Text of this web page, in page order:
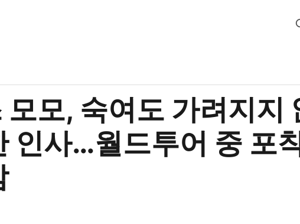
모모, 숙여도 가려지지
인사…월드투어 중 포